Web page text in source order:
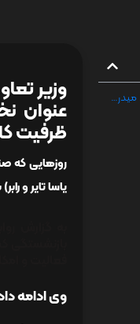
وزیر تعاون، کار و رفاه اجتماعی احمد میدری در بازدید از شرکت «ایران یاسا تایر و رابر» به عنوان نخستین تولید‌کننده تایر کشور، اعلام کرد که تولید محصول بدون وقفه و با ظرفیت کامل ادامه دارد. وزیر
عنوان
ظرفیت
روزهایی که
یاسا تایر و
وی ادامه